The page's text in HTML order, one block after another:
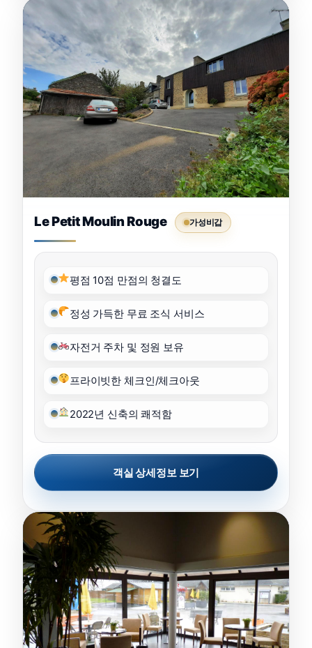
Le Petit Moulin Rouge 가성비갑
평점 10점 만점의 청결도
정성 가득한 무료 조식 서비스
자전거 주차 및 정원 보유
프라이빗한 체크인/체크아웃
2022년 신축의 쾌적함
객실 상세정보 보기